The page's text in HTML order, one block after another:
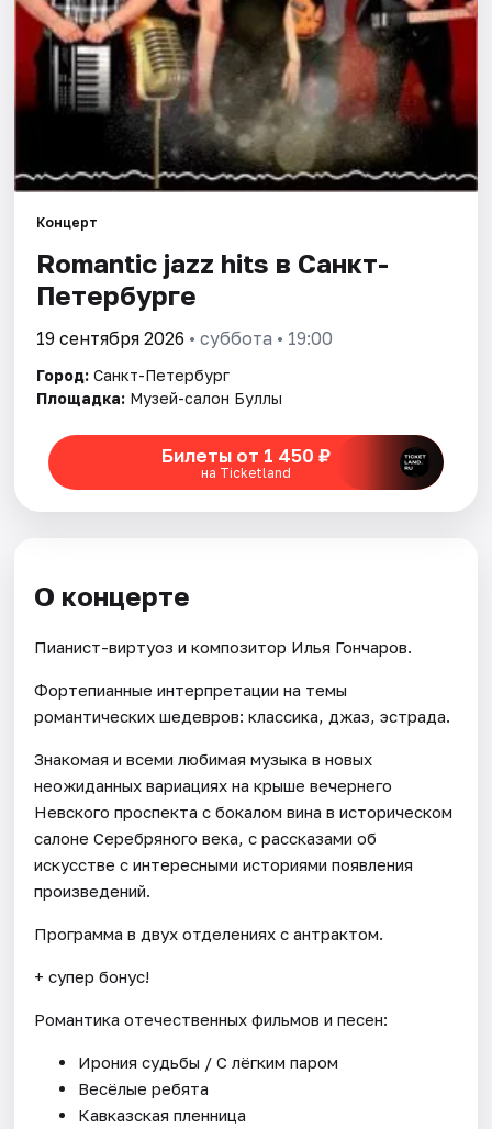
Города
Площадки
Концерт
Romantic jazz hits в Санкт-
Петербурге
19 сентября 2026 • суббота • 19:00
Город: Санкт-Петербург
Площадка: Музей-салон Буллы
Билеты от 1 450 ₽
на Ticketland
О концерте
Пианист-виртуоз и композитор Илья Гончаров.
Фортепианные интерпретации на темы
романтических шедевров: классика, джаз, эстрада.
Знакомая и всеми любимая музыка в новых
неожиданных вариациях на крыше вечернего
Невского проспекта с бокалом вина в историческом
салоне Серебряного века, с рассказами об
искусстве с интересными историями появления
произведений.
Программа в двух отделениях с антрактом.
+ супер бонус!
Романтика отечественных фильмов и песен:
Ирония судьбы / С лёгким паром
Весёлые ребята
Кавказская пленница